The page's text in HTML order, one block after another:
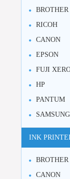
BROTHER
RICOH
CANON
EPSON
FUJI
HP
PANTUM
SAMSUNG
INK
BROTHER
CANON